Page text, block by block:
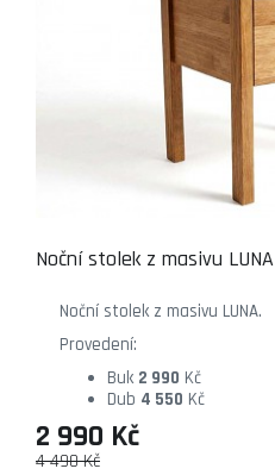
Noční stolek z masivu LUNA
Noční stolek z masivu LUNA.
Provedení:
Buk 2 990 Kč
Dub 4 550 Kč
4 490 Kč
2 990 Kč